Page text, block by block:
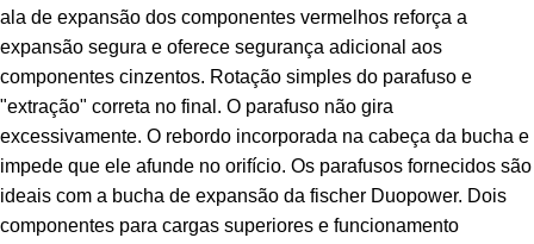
ala de expansão dos componentes vermelhos reforça a
expansão segura e oferece segurança adicional aos
componentes cinzentos. Rotação simples do parafuso e
"extração" correta no final. O parafuso não gira
excessivamente. O rebordo incorporada na cabeça da bucha e
impede que ele afunde no orifício. Os parafusos fornecidos são
ideais com a bucha de expansão da fischer Duopower. Dois
componentes para cargas superiores e funcionamento